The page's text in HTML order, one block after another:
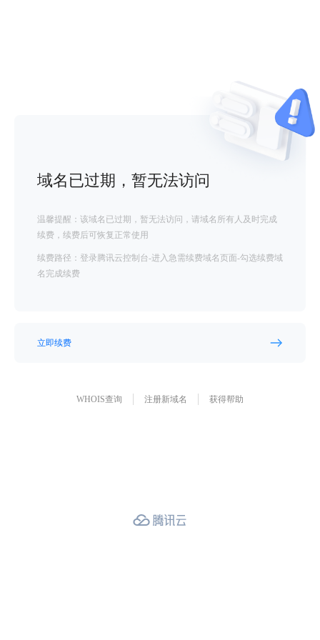
域名已过期，暂无法访问
温馨提醒：该域名已过期，暂无法访问，请域名所有人及时完成
续费，续费后可恢复正常使用
续费路径：登录腾讯云控制台-进入急需续费域名页面-勾选续费域
名完成续费
立即续费
WHOIS查询 注册新域名 获得帮助